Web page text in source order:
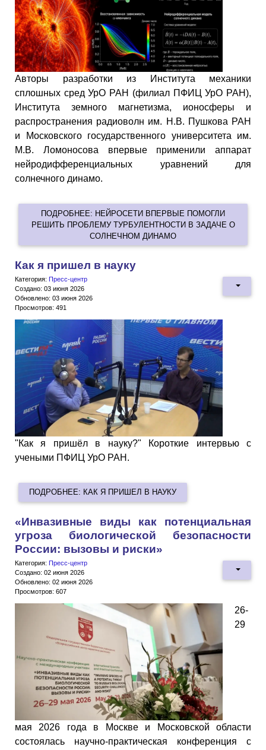
Авторы разработки из Института механики
сплошных сред УрО РАН (филиал ПФИЦ УрО РАН),
Института земного магнетизма, ионосферы и
распространения радиоволн им. Н.В. Пушкова РАН
и Московского государственного университета им.
М.В. Ломоносова впервые применили аппарат
нейродифференциальных уравнений для
солнечного динамо.
ПОДРОБНЕЕ: НЕЙРОСЕТИ ВПЕРВЫЕ ПОМОГЛИ
РЕШИТЬ ПРОБЛЕМУ ТУРБУЛЕНТНОСТИ В ЗАДАЧЕ О
СОЛНЕЧНОМ ДИНАМО
Как я пришел в науку
Категория: Пресс-центр
Создано: 03 июня 2026
Обновлено: 03 июня 2026
Просмотров: 491
"Как я пришёл в науку?" Короткие интервью с
учеными ПФИЦ УрО РАН.
ПОДРОБНЕЕ: КАК Я ПРИШЕЛ В НАУКУ
«Инвазивные виды как потенциальная
угроза биологической безопасности
России: вызовы и риски»
Категория: Пресс-центр
Создано: 02 июня 2026
Обновлено: 02 июня 2026
Просмотров: 607
26-
29
мая 2026 года в Москве и Московской области
состоялась научно-практическая конференция с